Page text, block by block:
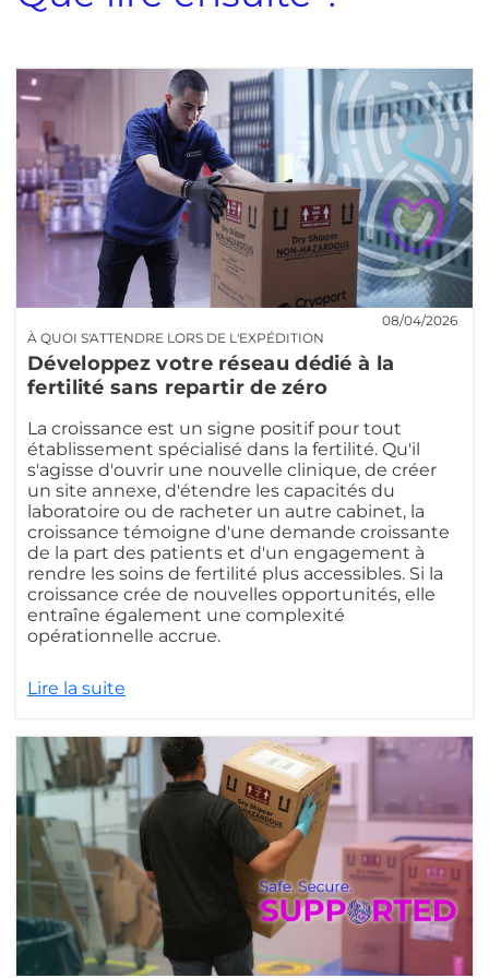
À QUOI S'ATTENDRE LORS DE L'EXPÉDITION
08/04/2026
Développez votre réseau dédié à la
fertilité sans repartir de zéro
La croissance est un signe positif pour tout
établissement spécialisé dans la fertilité. Qu'il
s'agisse d'ouvrir une nouvelle clinique, de créer
un site annexe, d'étendre les capacités du
laboratoire ou de racheter un autre cabinet, la
croissance témoigne d'une demande croissante
de la part des patients et d'un engagement à
rendre les soins de fertilité plus accessibles. Si la
croissance crée de nouvelles opportunités, elle
entraîne également une complexité
opérationnelle accrue.
Lire la suite